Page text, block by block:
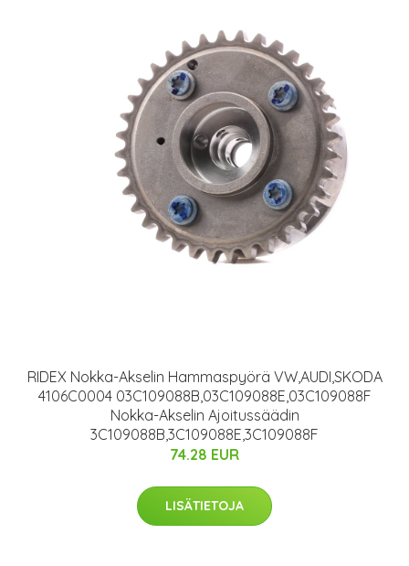
RIDEX Nokka-Akselin Hammaspyörä VW,AUDI,SKODA
4106C0004 03C109088B,03C109088E,03C109088F
Nokka-Akselin Ajoitussäädin
3C109088B,3C109088E,3C109088F
74.28 EUR
LISÄTIETOJA